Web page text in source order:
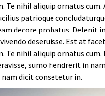
Te nihil aliquip ornatus cum.
patrioque
decore probatus. Delenit
deseruisse. Est at
Te nihil aliquip ornatus cum.
sumo hendrerit in
dicit consetetur in.